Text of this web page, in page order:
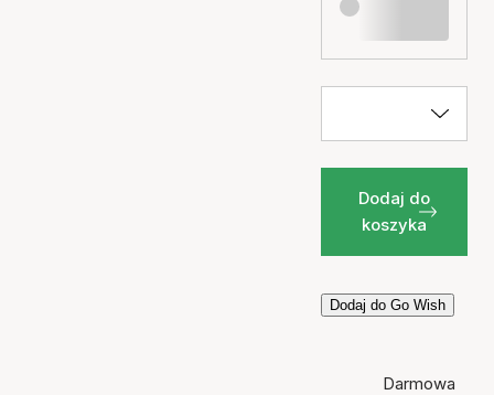
Dodaj do
koszyka
Dodaj do Go Wish
Darmowa